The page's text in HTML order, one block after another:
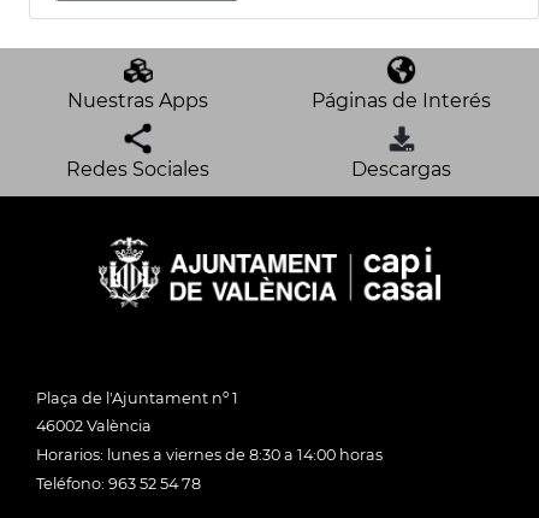
Nuestras Apps Páginas de Interés
Redes Sociales Descargas
Plaça de l'Ajuntament nº 1
46002 València
Horarios: lunes a viernes de 8:30 a 14:00 horas
Teléfono: 963 52 54 78